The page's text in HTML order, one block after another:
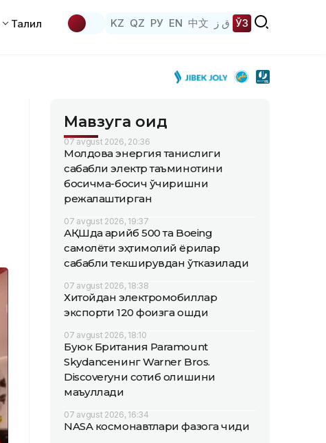
Таҳлил KZ QZ РУ EN 中文 ق ز ЎЗ
Мавзуга оид
07 avgust 2026, 20:36
Молдова энергия танқислиги
сабабли электр таъминотини
босқичма-босқич ўчиришни
режалаштирган
07 avgust 2026, 19:37
АҚШда қарийб 500 та Boeing
самолёти эҳтимолий ёриқлар
сабабли текширувдан ўтказилади
07 avgust 2026, 18:38
Хитойдан электромобиллар
экспорти 120 фоизга ошди
07 avgust 2026, 18:10
Буюк Британия Paramount
Skydanceнинг Warner Bros.
Discoveryни сотиб олишини
маъқуллади
07 avgust 2026, 16:34
NASA космонавтлари фазога чиқди